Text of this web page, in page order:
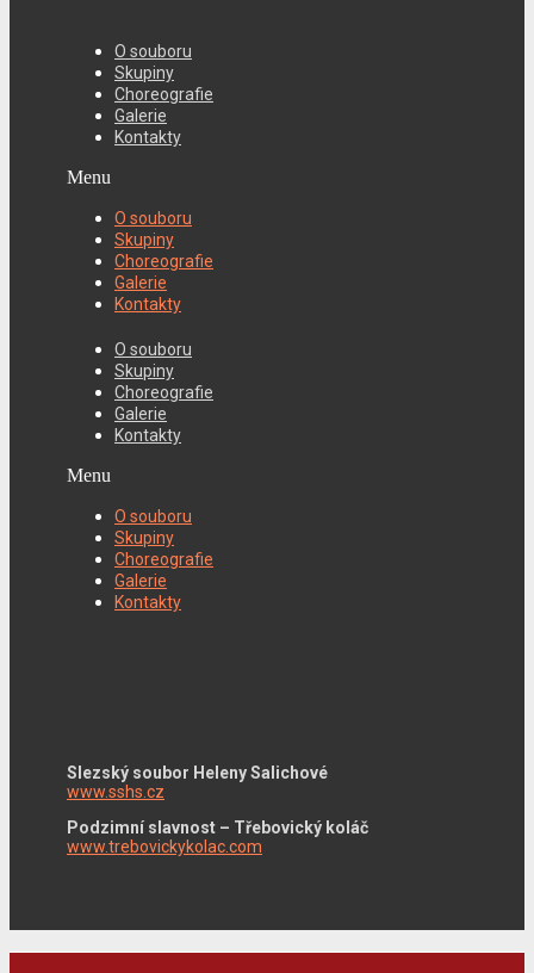
O souboru
Skupiny
Choreografie
Galerie
Kontakty
Menu
O souboru
Skupiny
Choreografie
Galerie
Kontakty
O souboru
Skupiny
Choreografie
Galerie
Kontakty
Menu
O souboru
Skupiny
Choreografie
Galerie
Kontakty
Slezský soubor Heleny Salichové
www.sshs.cz
Podzimní slavnost – Třebovický koláč
www.trebovickykolac.com